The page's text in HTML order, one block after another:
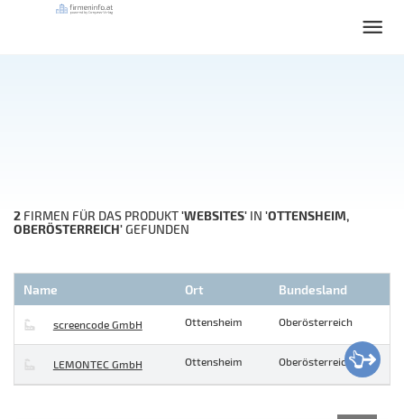
2 FIRMEN FÜR DAS PRODUKT'WEBSITES' IN 'OTTENSHEIM,
OBERÖSTERREICH'GEFUNDEN
Name Ort Bundesland
screencode GmbH Ottensheim Oberösterreich
LEMONTEC GmbH Ottensheim Oberösterreich